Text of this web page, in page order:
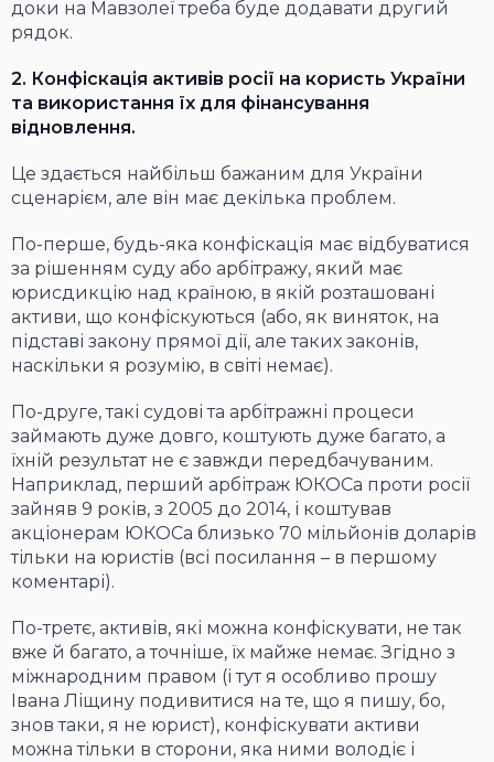
доки на Мавзолеї треба буде додавати другий
рядок.
2. Конфіскація активів росії на користь України
та використання їх для фінансування
відновлення.
Це здається найбільш бажаним для України
сценарієм, але він має декілька проблем.
По-перше, будь-яка конфіскація має відбуватися
за рішенням суду або арбітражу, який має
юрисдикцію над країною, в якій розташовані
активи, що конфіскуються (або, як виняток, на
підставі закону прямої дії, але таких законів,
наскільки я розумію, в світі немає).
По-друге, такі судові та арбітражні процеси
займають дуже довго, коштують дуже багато, а
їхній результат не є завжди передбачуваним.
Наприклад, перший арбітраж ЮКОСа проти росії
зайняв 9 років, з 2005 до 2014, і коштував
акціонерам ЮКОСа близько 70 мільйонів доларів
тільки на юристів (всі посилання – в першому
коментарі).
По-третє, активів, які можна конфіскувати, не так
вже й багато, а точніше, їх майже немає. Згідно з
міжнародним правом (і тут я особливо прошу
Івана Ліщину подивитися на те, що я пишу, бо,
знов таки, я не юрист), конфіскувати активи
можна тільки в сторони, яка ними володіє і